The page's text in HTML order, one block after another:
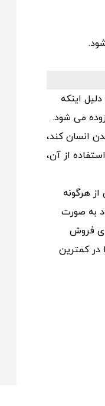
اینکه
می شود.
انسان کند،
از آن،
هرگونه
به صورت
فروش
در کمترین